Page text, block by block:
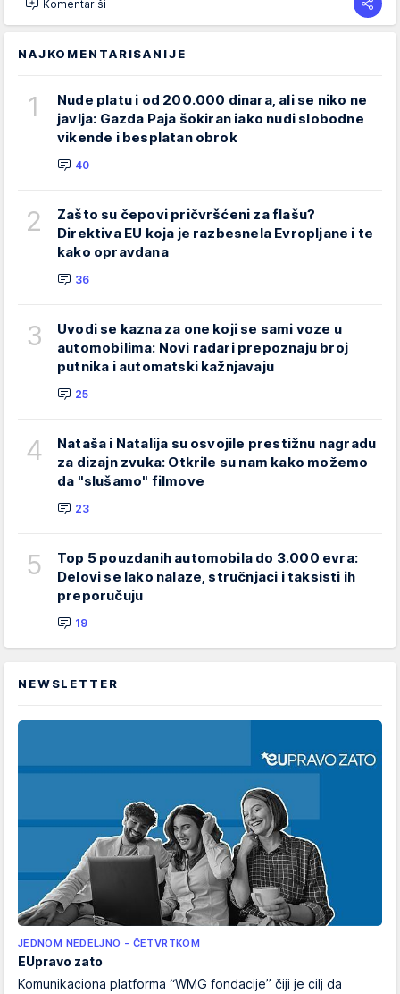
Komentariši
NAJKOMENTARISANIJE
1
Nude platu i od 200.000 dinara, ali se niko ne
javlja: Gazda Paja šokiran iako nudi slobodne
vikende i besplatan obrok
40
2
Zašto su čepovi pričvršćeni za flašu?
Direktiva EU koja je razbesnela Evropljane i te
kako opravdana
36
3
Uvodi se kazna za one koji se sami voze u
automobilima: Novi radari prepoznaju broj
putnika i automatski kažnjavaju
25
4
Nataša i Natalija su osvojile prestižnu nagradu
za dizajn zvuka: Otkrile su nam kako možemo
da "slušamo" filmove
23
5
Top 5 pouzdanih automobila do 3.000 evra:
Delovi se lako nalaze, stručnjaci i taksisti ih
preporučuju
19
NEWSLETTER
JEDNOM NEDELJNO - ČETVRTKOM
EUpravo zato
Komunikaciona platforma “WMG fondacije” čiji je cilj da